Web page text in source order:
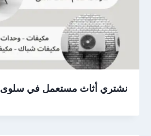
نشتري أثاث مستعمل في سلوى